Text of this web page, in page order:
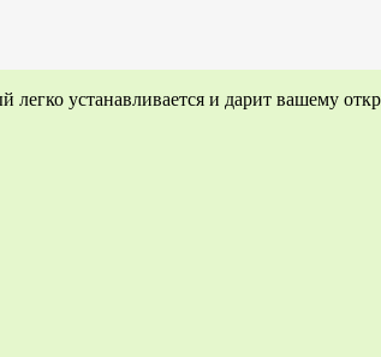
устанавливается и дарит вашему